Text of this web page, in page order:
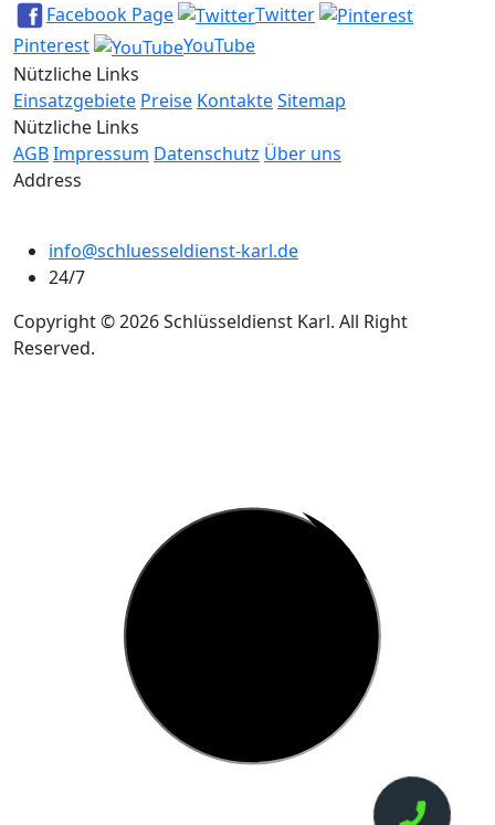
Facebook Page
Twitter
Pinterest
YouTube
Nützliche Links
Einsatzgebiete Preise KontakteSitemap
Nützliche Links
AGBImpressum Datenschutz Über uns
Address
info@schluesseldienst-karl.de
24/7
Copyright © 2026 Schlüsseldienst Karl. All Right
Reserved.